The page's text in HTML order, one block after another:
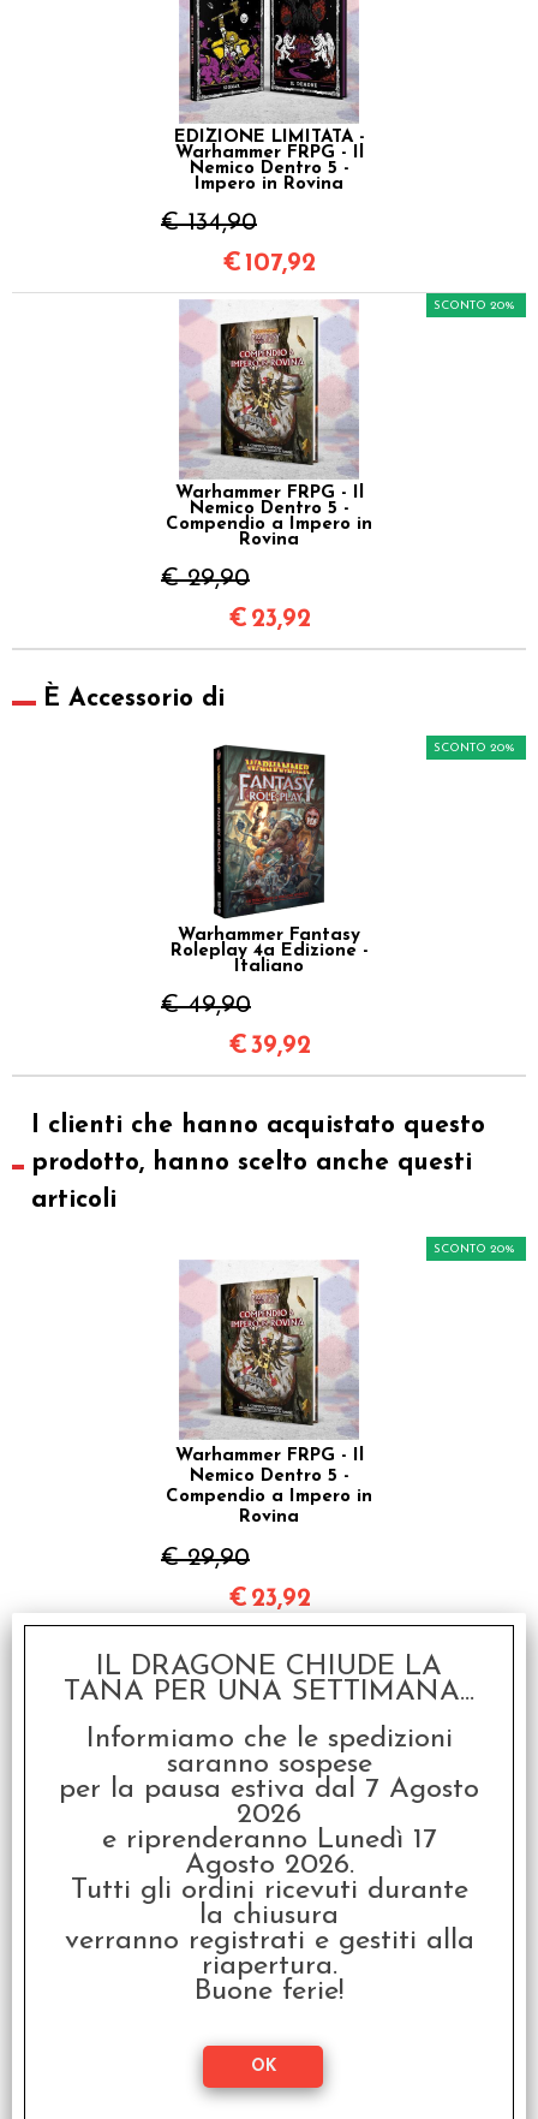
EDIZIONE LIMITATA -
Warhammer FRPG - Il
Nemico Dentro 5 -
Impero in Rovina
€ 134,90
€ 107,92
Warhammer FRPG - Il
Nemico Dentro 5 -
Compendio a Impero in
Rovina
€ 29,90
SCONTO 20%
€ 23,92
È Accessorio di
Warhammer Fantasy
Roleplay 4a Edizione -
Italiano
€ 49,90
SCONTO 20%
€39,92
I clienti che hanno acquistato questo
prodotto, hanno scelto anche questi
articoli
Warhammer FRPG - Il
Nemico Dentro 5 -
Compendio a Impero in
Rovina
€ 29,90
SCONTO 20%
€ 23,92
Warhammer FRPG -
Avventure a Ubersreik II
€ 34,90
SCONTO 20%
€27,92
IL DRAGONE CHIUDE LA
TANA PER UNA SETTIMANA...
Informiamo che le spedizioni
saranno sospese
per la pausa estiva dal 7 Agosto
2026
e riprenderanno Lunedì 17
Agosto 2026.
Tutti gli ordini ricevuti durante
la chiusura
verranno registrati e gestiti alla
riapertura.
Buone ferie!